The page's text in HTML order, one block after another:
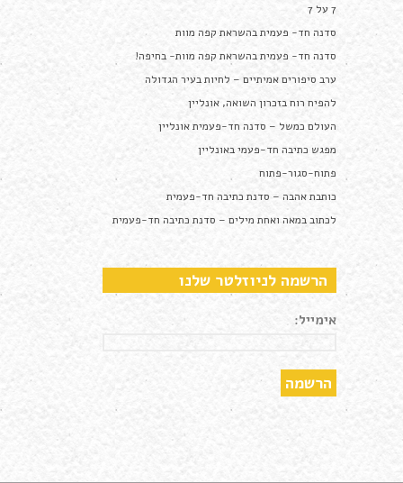
7 על 7
סדנה חד- פעמית בהשראת קפה מוות
סדנה חד- פעמית בהשראת קפה מוות- בחיפה!
ערב סיפורים אמיתיים – לחיות בעיר הגדולה
להפיח רוח בזכרון השואה, אונליין
העולם כמשל – סדנה חד-פעמית אונליין
מפגש כתיבה חד-פעמי באונליין
פתוח-סגור-פתוח
כותבת אהבה – סדנת כתיבה חד-פעמית
לכתוב במאה ואחת מילים – סדנת כתיבה חד-פעמית
הרשמה לניוזלטר שלנו
אימייל: